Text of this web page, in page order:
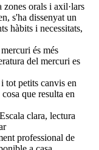
orals i axil·lars
s'ha dissenyat un
hàbits i necessitats,
és més
del mercuri es
tot petits canvis en
que resulta en
clara, lectura
professional de